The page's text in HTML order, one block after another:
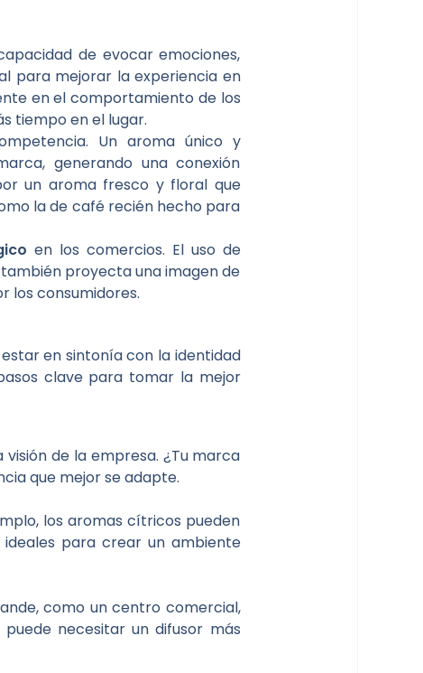
de evocar emociones,
para mejorar la experiencia en
en el comportamiento de los
tiempo en el lugar.
Un aroma único y
generando una conexión
un aroma fresco y floral que
la de café recién hecho para
en los comercios. El uso de
proyecta una imagen de
los consumidores.
en sintonía con la identidad
clave para tomar la mejor
de la empresa. ¿Tu marca
que mejor se adapte.
los aromas cítricos pueden
para crear un ambiente
como un centro comercial,
necesitar un difusor más